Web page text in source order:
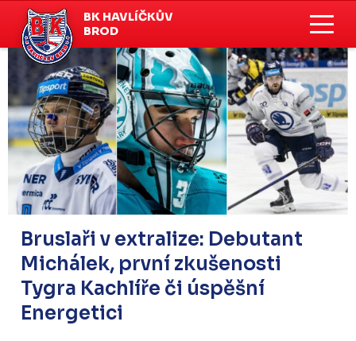
BK HAVLÍČKŮV
BROD
Bruslaři v extralize: Debutant
Michálek, první zkušenosti
Tygra Kachlíře či úspěšní
Energetici